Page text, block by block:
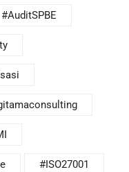
#AuditSPBE
#ISO27001